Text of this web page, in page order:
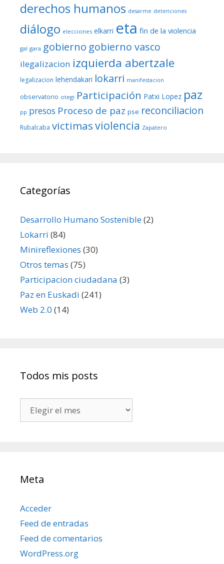
derechos humanos desarme detenciones
diálogo elecciones elkarri eta fin de la violencia
gal gara gobierno gobierno vasco
ilegalizacion izquierda abertzale
legalizacion lehendakari lokarri manifestacion
observatorio otegi Participación Patxi Lopez paz
pp presos Proceso de paz pse reconciliacion
Rubalcaba victimasviolencia Zapatero
Categorías
Desarrollo Humano Sostenible(2)
Lokarri (84)
Minireflexiones (30)
Otros temas (75)
Participacion ciudadana (3)
Paz en Euskadi (241)
Web 2.0 (14)
Todos mis posts
mis
Meta
Acceder
Feed de entradas
Feed de comentarios
WordPress.org